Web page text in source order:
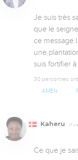
Je suis très
que le
ce
une
suis fortifier
30 personnes
AMEN
Kaheru Il y
Ce que je